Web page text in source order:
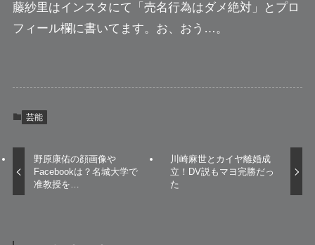
藤紗里はインスタにて
「売名行為はダメ絶対」
とプロ
フィール欄に書いてます。お、おう…。
芸能
野原康佑の顔画像や
Facebookは？名城大学で
准教授を…
川崎麻世とカイヤ離婚成
立！DV説もマヨ完勝だっ
た